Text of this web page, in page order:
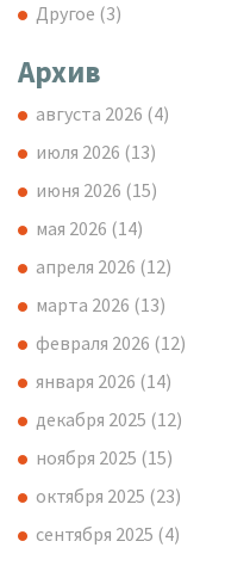
Другое (3)
Архив
августа 2026 (4)
июля 2026 (13)
июня 2026 (15)
мая 2026 (14)
апреля 2026 (12)
марта 2026 (13)
февраля 2026 (12)
января 2026 (14)
декабря 2025 (12)
ноября 2025 (15)
октября 2025 (23)
сентября 2025 (4)